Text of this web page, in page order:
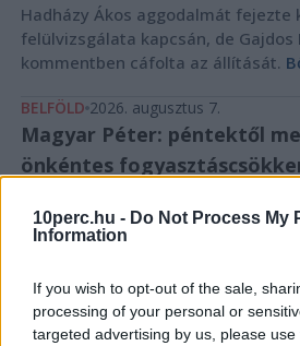
10perc.hu - Do Not Process My
Information
If you wish to opt-out of the sale,
processing of your personal or
targeted advertising by us, please
Hadházy Ákos aggodalmát fejezte
felülvizsgálata kapcsán, de
kommentben cáfolta az állítását.
BELFÖLD 2026. augusztus 7.
Magyar Péter: péntektől
önkéntes
Magyar Péter
önkéntes fogyasztáscsökkentés, a
emelkedése miatt enyhül a